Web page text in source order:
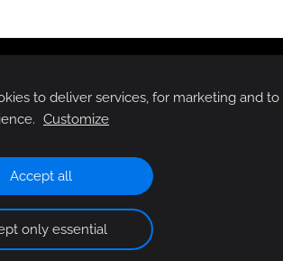
to deliver services, for marketing and
Customize
Accept all
only essential